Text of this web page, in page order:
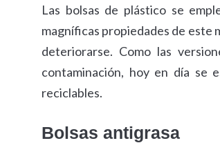
Las bolsas de plástico se
magníficas propiedades de este
deteriorarse. Como las
contaminación, hoy en día se
reciclables.
Bolsas antigrasa